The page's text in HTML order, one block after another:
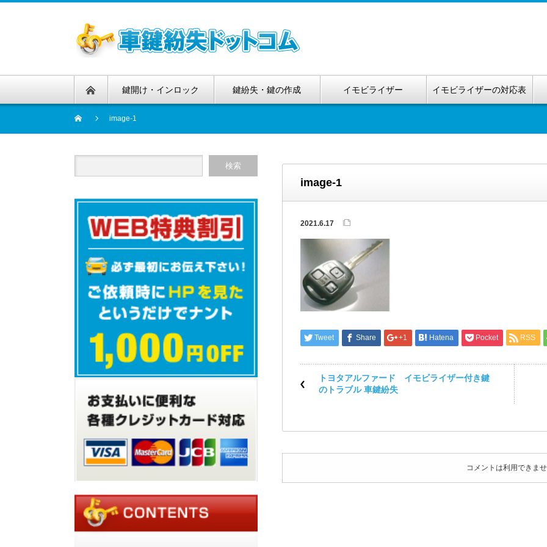
鍵開け・インロック 鍵紛失・鍵の作成 イモビライザー イモビライザーの対応表
image-1
image-1
2021.6.17
Tweet Share +1 Hatena Pocket RSS
トヨタアルファード イモビライザー付き鍵
のトラブル 車鍵紛失
コメントは利用できませ